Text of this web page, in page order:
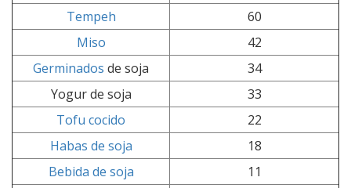
Tempeh
60
Miso
42
Germinados de soja
34
Yogur de soja
33
Tofu cocido
22
Habas de soja
18
Bebida de soja
11